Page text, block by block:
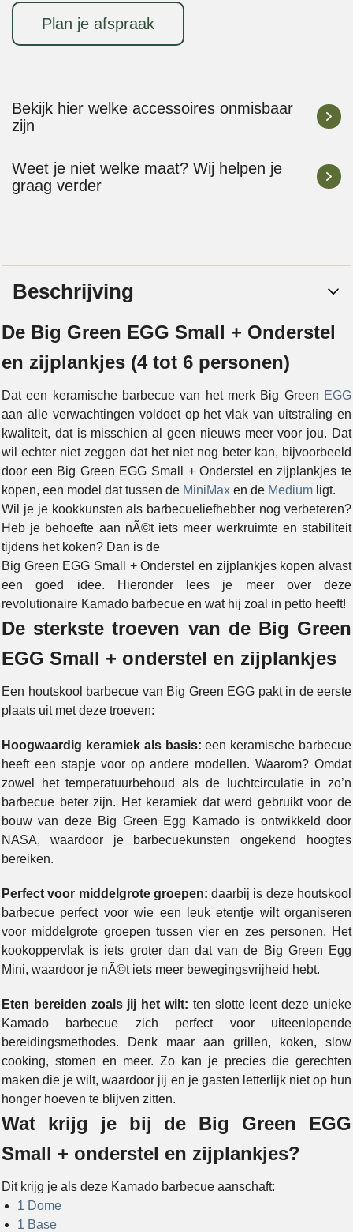
Plan je afspraak
Bekijk hier welke accessoires onmisbaar
zijn
Weet je niet welke maat? Wij helpen je
graag verder
Beschrijving
De Big Green EGG Small + Onderstel
en zijplankjes (4 tot 6 personen)
Dat een keramische barbecue van het merk Big Green EGG
aan alle verwachtingen voldoet op het vlak van uitstraling en
kwaliteit, dat is misschien al geen nieuws meer voor jou. Dat
wil echter niet zeggen dat het niet nog beter kan, bijvoorbeeld
door een Big Green EGG Small + Onderstel en zijplankjes te
kopen, een model dat tussen de MiniMax en de Medium ligt.
Wil je je kookkunsten als barbecueliefhebber nog verbeteren?
Heb je behoefte aan nÃ©t iets meer werkruimte en stabiliteit
tijdens het koken? Dan is de
Big Green EGG Small + Onderstel en zijplankjes kopen alvast
een goed idee. Hieronder lees je meer over deze
revolutionaire Kamado barbecue en wat hij zoal in petto heeft!
De sterkste troeven van de Big Green
EGG Small + onderstel en zijplankjes
Een houtskool barbecue van Big Green EGG pakt in de eerste
plaats uit met deze troeven:
Hoogwaardig keramiek als basis: een keramische barbecue
heeft een stapje voor op andere modellen. Waarom? Omdat
zowel het temperatuurbehoud als de luchtcirculatie in zo’n
barbecue beter zijn. Het keramiek dat werd gebruikt voor de
bouw van deze Big Green Egg Kamado is ontwikkeld door
NASA, waardoor je barbecuekunsten ongekend hoogtes
bereiken.
Perfect voor middelgrote groepen: daarbij is deze houtskool
barbecue perfect voor wie een leuk etentje wilt organiseren
voor middelgrote groepen tussen vier en zes personen. Het
kookoppervlak is iets groter dan dat van de Big Green Egg
Mini, waardoor je nÃ©t iets meer bewegingsvrijheid hebt.
Eten bereiden zoals jij het wilt: ten slotte leent deze unieke
Kamado barbecue zich perfect voor uiteenlopende
bereidingsmethodes. Denk maar aan grillen, koken, slow
cooking, stomen en meer. Zo kan je precies die gerechten
maken die je wilt, waardoor jij en je gasten letterlijk niet op hun
honger hoeven te blijven zitten.
Wat krijg je bij de Big Green EGG
Small + onderstel en zijplankjes?
Dit krijg je als deze Kamado barbecue aanschaft:
1 Dome
1 Base